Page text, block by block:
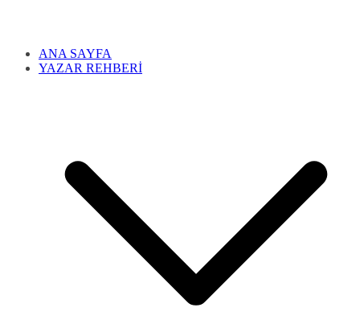
ANA SAYFA
YAZAR REHBERİ